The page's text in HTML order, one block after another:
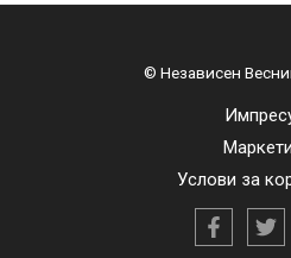
© Независен
Услови за